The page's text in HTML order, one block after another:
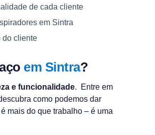
de cada cliente
em Sintra
do cliente
em Sintra?
e funcionalidade. Entre em
como podemos dar
mais do que trabalho – é uma